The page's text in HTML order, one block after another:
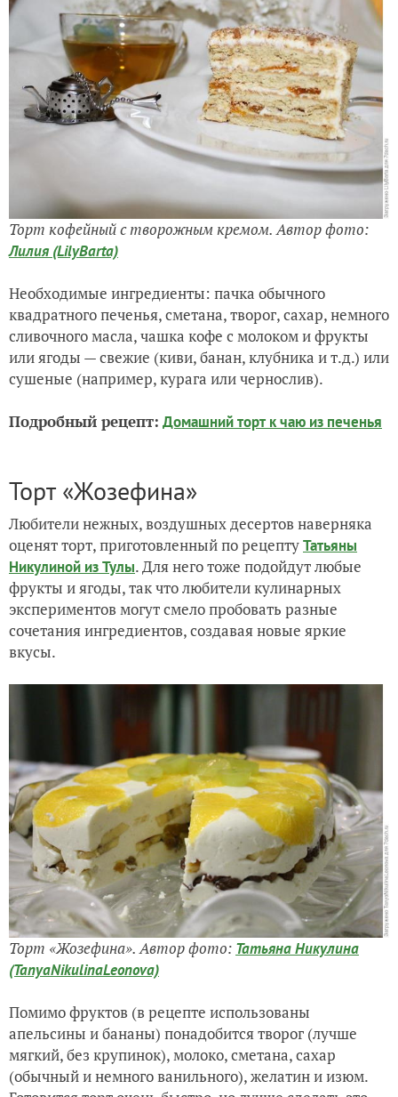
Торт кофейный с творожным кремом. Автор фото:
Лилия (LilyBarta)
Необходимые ингредиенты: пачка обычного
квадратного печенья, сметана, творог, сахар, немного
сливочного масла, чашка кофе с молоком и фрукты
или ягоды — свежие (киви, банан, клубника и т.д.) или
сушеные (например, курага или чернослив).
Подробный рецепт: Домашний торт к чаю из печенья
Торт «Жозефина»
Любители нежных, воздушных десертов наверняка
оценят торт, приготовленный по рецептуТатьяны
Никулиной из Тулы. Для него тоже подойдут любые
фрукты и ягоды, так что любители кулинарных
экспериментов могут смело пробовать разные
сочетания ингредиентов, создавая новые яркие
вкусы.
Торт «Жозефина». Автор фото: Татьяна Никулина
(TanyaNikulinaLeonova)
Помимо фруктов (в рецепте использованы
апельсины и бананы) понадобится творог (лучше
мягкий, без крупинок), молоко, сметана, сахар
(обычный и немного ванильного), желатин и изюм.